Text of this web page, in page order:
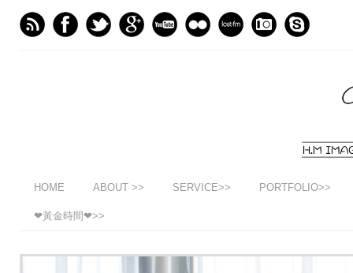
HOME ABOUT >> SERVICE>> PORTFOLIO>>
❤黃金時間❤>>